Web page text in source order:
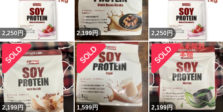
2,250 円 2,199円 2,250 円
2,199円 1,599円 2,199円